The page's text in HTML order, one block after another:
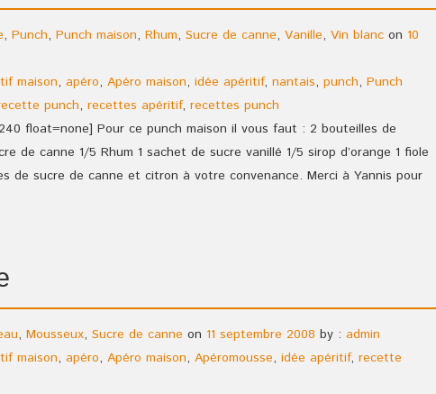
, Punch, Punch maison, Rhum, Sucre de canne, Vanille, Vin blanc on 10
maison, apéro, Apéro maison, idée apéritif, nantais, punch, Punch
punch, recettes apéritif, recettes punch
float=none] Pour ce punch maison il vous faut : 2 bouteilles de
de canne 1/5 Rhum 1 sachet de sucre vanillé 1/5 sirop d’orange 1 fiole
de sucre de canne et citron à votre convenance. Merci à Yannis pour
, Mousseux, Sucre de canne on 11 septembre 2008 by : admin
maison, apéro, Apéro maison, Apéromousse, idée apéritif, recette